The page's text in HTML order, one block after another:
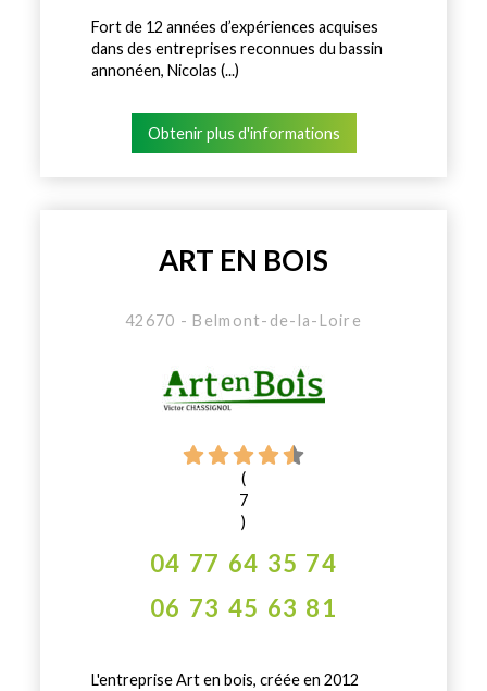
Fort de 12 années d’expériences acquises
dans des entreprises reconnues du bassin
annonéen, Nicolas (...)
Obtenir plus d'informations
ART EN BOIS
42670 - Belmont-de-la-Loire
(
7
)
04 77 64 35 74
06 73 45 63 81
L'entreprise Art en bois, créée en 2012